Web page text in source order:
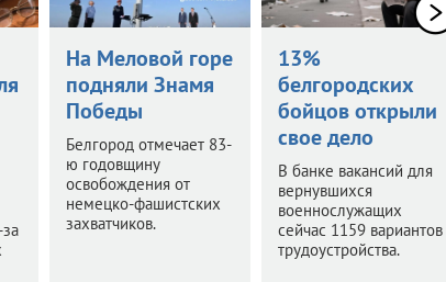
На Меловой горе
подняли Знамя
Победы
Белгород отмечает 83-
ю годовщину
освобождения от
немецко-фашистских
захватчиков.
13%
белгородских
бойцов открыли
свое дело
В банке вакансий для
вернувшихся
военнослужащих
сейчас 1159 вариантов
трудоустройства.